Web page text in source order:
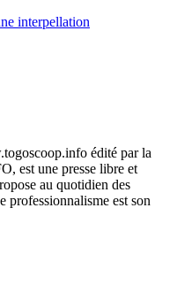
interpellation
édité par la
est une presse libre et
au quotidien des
professionnalisme est son